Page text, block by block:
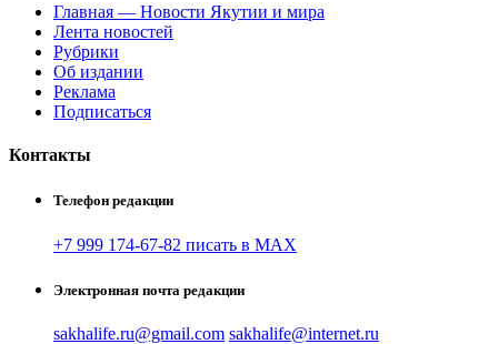
Главная — Новости Якутии и мира
Лента новостей
Рубрики
Об издании
Реклама
Подписаться
Контакты
Телефон редакции
+7 999 174-67-82 писать в MAX
Электронная почта редакции
sakhalife.ru@gmail.com sakhalife@internet.ru